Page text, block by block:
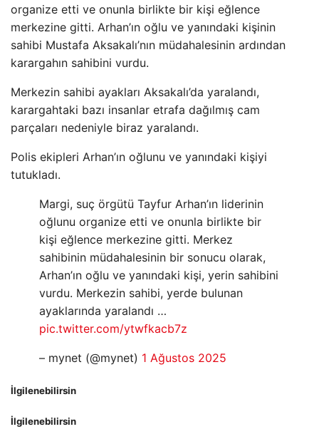
organize etti ve onunla birlikte bir kişi eğlence
merkezine gitti. Arhan’ın oğlu ve yanındaki kişinin
sahibi Mustafa Aksakalı’nın müdahalesinin ardından
karargahın sahibini vurdu.
Merkezin sahibi ayakları Aksakalı’da yaralandı,
karargahtaki bazı insanlar etrafa dağılmış cam
parçaları nedeniyle biraz yaralandı.
Polis ekipleri Arhan’ın oğlunu ve yanındaki kişiyi
tutukladı.
Margi, suç örgütü Tayfur Arhan’ın liderinin
oğlunu organize etti ve onunla birlikte bir
kişi eğlence merkezine gitti. Merkez
sahibinin müdahalesinin bir sonucu olarak,
Arhan’ın oğlu ve yanındaki kişi, yerin sahibini
vurdu. Merkezin sahibi, yerde bulunan
ayaklarında yaralandı …
pic.twitter.com/ytwfkacb7z
– mynet (@mynet) 1 Ağustos 2025
İlgilenebilirsin
İlgilenebilirsin